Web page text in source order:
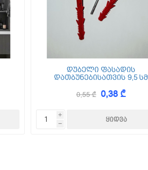
კედლის შემოსვები
Dekor
დუბელი ფასადის
დათბუნებისათვის 9,5 სმ
0,55 ₾ 0,38 ₾
i
h